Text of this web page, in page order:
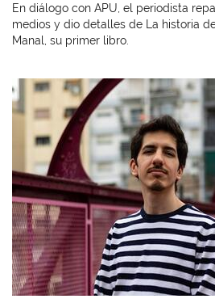
En diálogo con APU, el periodista
medios y dio detalles de La historia
Manal, su primer libro.
Imagen